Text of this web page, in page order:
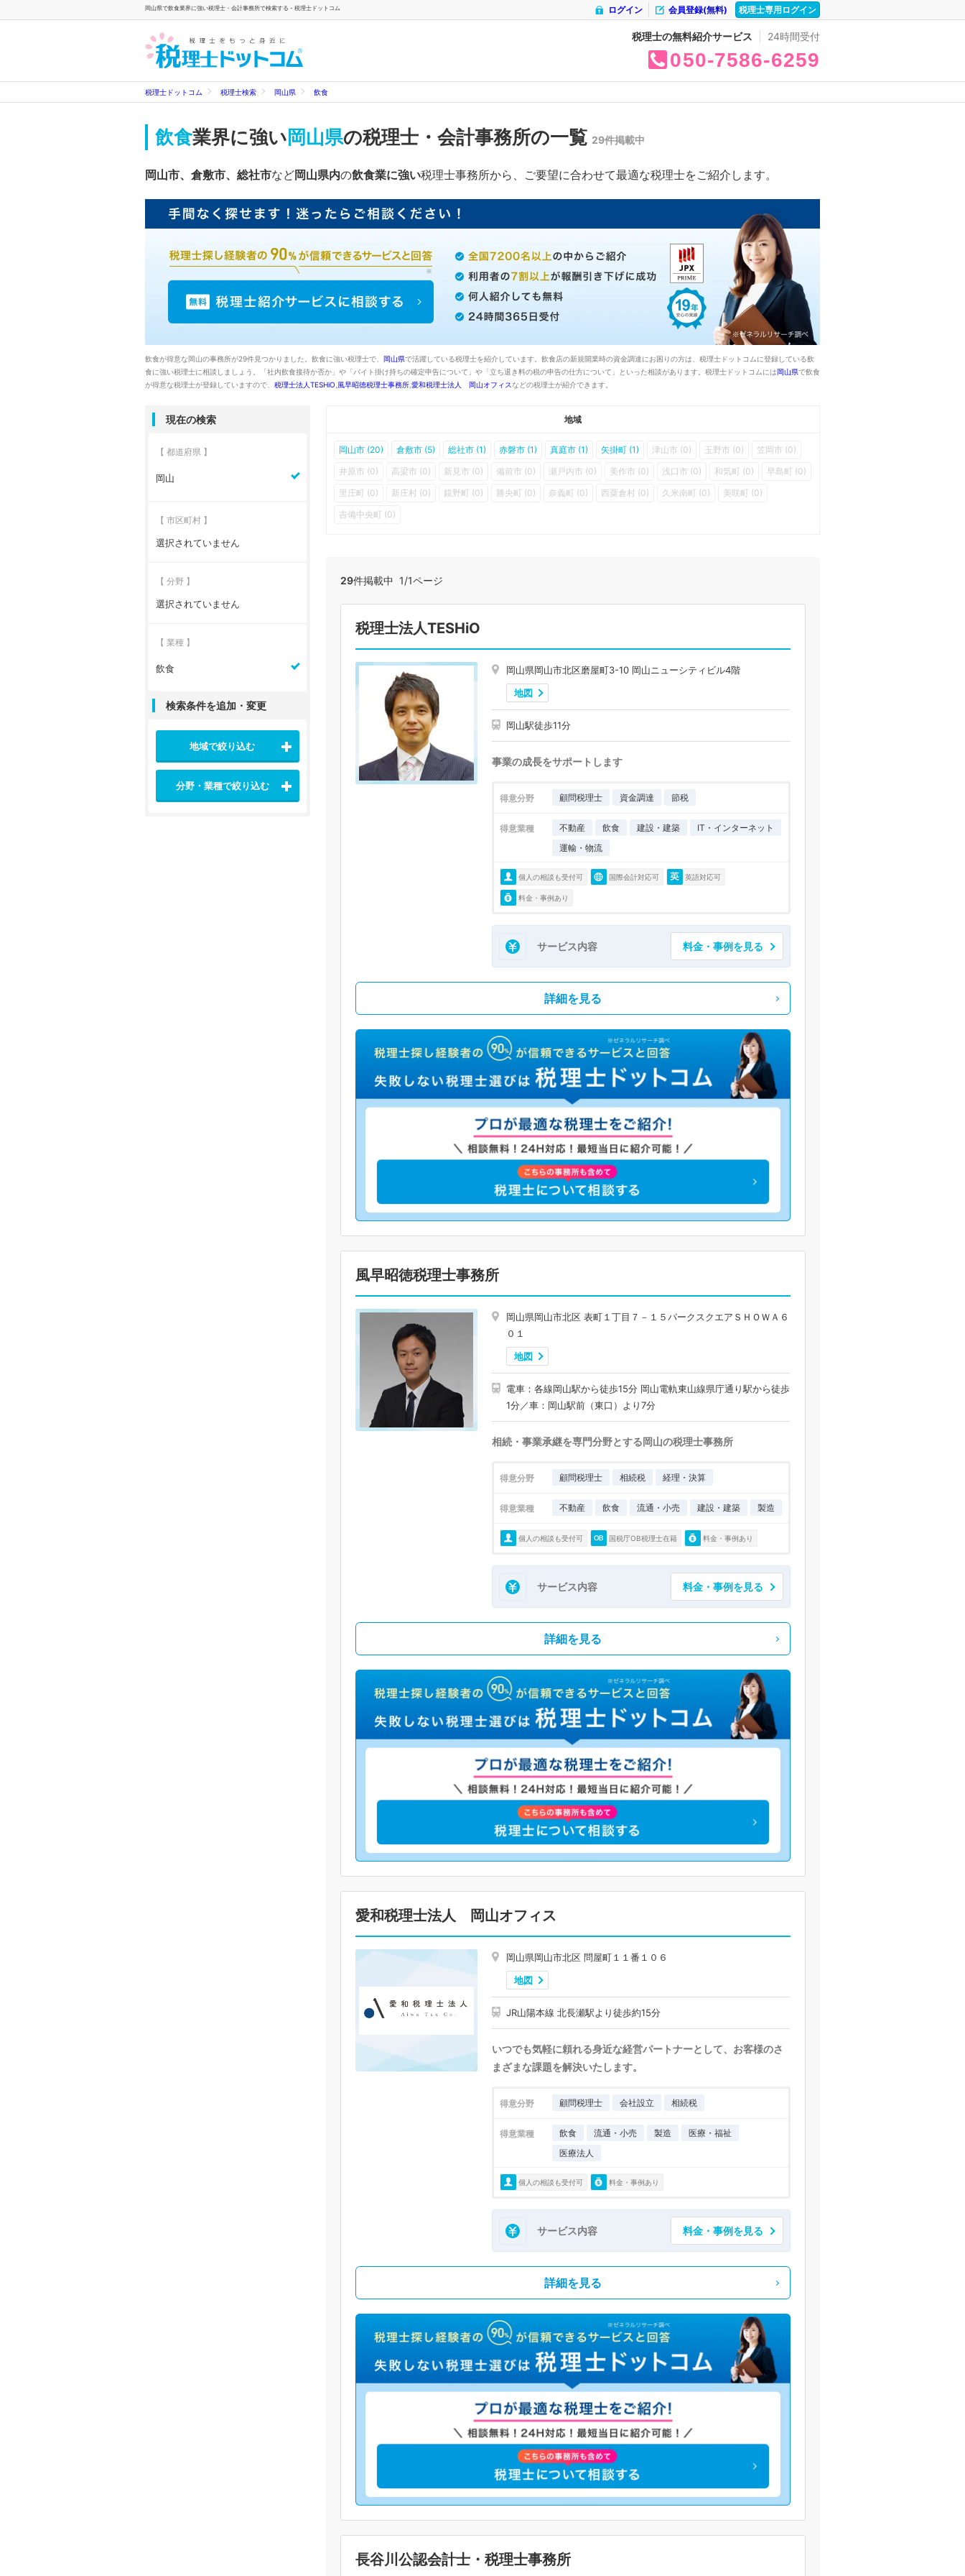
岡山県で飲食業界に強い税理士・会計事務所で検索する - 税理士ドットコム 税理士専用ログイン
会員登録(無料)
ログイン
税理士の無料紹介サービス 24時間受付
050 7586 6259
税理士ドットコム 税理士検索 岡山県 飲食
飲食業界に強い岡山県の税理士・会計事務所の一覧 29件掲載中
岡山市、倉敷市、総社市など岡山県内の飲食業に強い税理士事務所から、ご要望に合わせて最適な税理士をご紹介します。
飲食が得意な岡山の事務所が29件見つかりました。飲食に強い税理士で、 岡山県で活躍している税理士を紹介しています。飲食店の新規開業時の資金調達にお困りの方は、税理士ドットコムに登録している飲
食に強い税理士に相談しましょう。「社内飲食接待か否か」や「バイト掛け持ちの確定申告について」や「立ち退き料の税の申告の仕方について」といった相談があります。税理士ドットコムには岡山県で飲食
が得意な税理士が登録していますので、 税理士法人TESHiO 風早昭徳税理士事務所 愛和税理士法人 岡山オフィスなどの税理士が紹介できます。
地域
岡山市 (20) 倉敷市 (5) 総社市 (1) 赤磐市 (1) 真庭市 (1) 矢掛町 (1) 津山市 (0) 玉野市 (0)
笠岡市 (0)
井原市 (0)
高梁市 (0) 新見市 (0) 備前市 (0) 瀬戸内市 (0) 美作市 (0) 浅口市 (0) 和気町 (0)
早島町 (0)
里庄町 (0)
新庄村 (0) 鏡野町 (0) 勝央町 (0) 奈義町 (0) 西粟倉村 (0) 久米南町 (0)
美咲町 (0)
吉備中央町 (0)
29件掲載中 1/1ページ
税理士法人TESHiO
岡山県岡山市北区磨屋町3-10 岡山ニューシティビル4階
地図
岡山駅徒歩11分
事業の成長をサポートします
得意分野 顧問税理士 資金調達 節税
得意業種 不動産 飲食 建設・建築
IT・インターネット
運輸・物流
個人の相談も受付可 国際会計対応可 英語対応可
料金・事例あり
サービス内容 料金・事例を見る
詳細を見る
風早昭徳税理士事務所
岡山県岡山市北区 表町１丁目７－１５パークスクエアＳＨＯＷＡ６
０１
地図
電車：各線岡山駅から徒歩15分 岡山電軌東山線県庁通り駅から徒歩
1分／車：岡山駅前（東口）より7分
相続・事業承継を専門分野とする岡山の税理士事務所
得意分野 顧問税理士 相続税 経理・決算
得意業種 不動産 飲食 流通・小売 建設・建築 製造
個人の相談も受付可 国税庁OB税理士在籍 料金・事例あり
サービス内容 料金・事例を見る
詳細を見る
愛和税理士法人 岡山オフィス
岡山県岡山市北区 問屋町１１番１０６
地図
JR山陽本線 北長瀬駅より徒歩約15分
いつでも気軽に頼れる身近な経営パートナーとして、お客様のさ
まざまな課題を解決いたします。
得意分野 顧問税理士 会社設立 相続税
得意業種 飲食 流通・小売 製造
医療・福祉
医療法人
個人の相談も受付可 料金・事例あり
サービス内容 料金・事例を見る
詳細を見る
長谷川公認会計士・税理士事務所
現在の検索
【 都道府県 】
岡山
【 市区町村 】
選択されていません
【 分野 】
選択されていません
【 業種 】
飲食
検索条件を追加・変更
地域で絞り込む
分野・業種で絞り込む